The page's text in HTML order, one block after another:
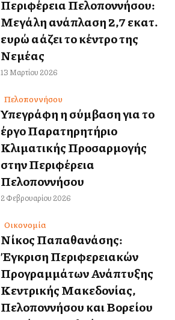
Περιφέρεια Πελοποννήσου:
Μεγάλη ανάπλαση 2,7 εκατ.
ευρώ αλλάζει το κέντρο της
Νεμέας
13 Μαρτίου 2026
Πελοποννήσου
Υπεγράφη η σύμβαση για το
έργο Παρατηρητήριο
Κλιματικής Προσαρμογής
στην Περιφέρεια
Πελοποννήσου
2 Φεβρουαρίου 2026
Οικονομία
Νίκος Παπαθανάσης:
Έγκριση Περιφερειακών
Προγραμμάτων Ανάπτυξης
Κεντρικής Μακεδονίας,
Πελοποννήσου και Βορείου